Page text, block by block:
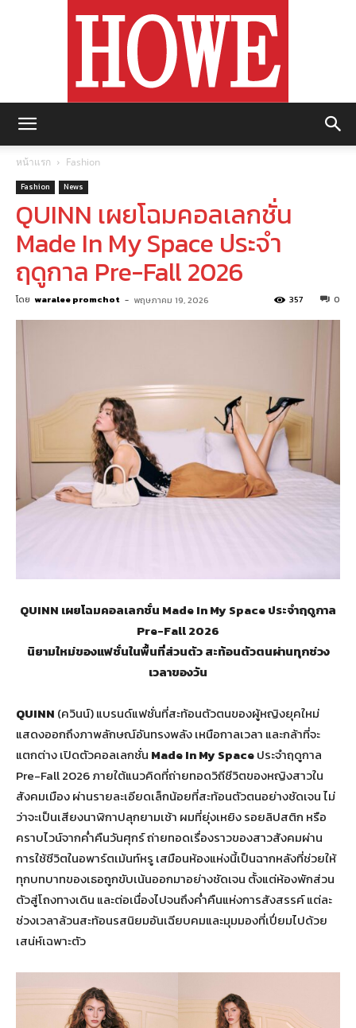
หน้าแรก Fashion
Fashion News
QUINN เผยโฉมคอลเลกชั่น
Made In My Space ประจำ
ฤดูกาล Pre-Fall 2026
โดย waralee promchot - พฤษภาคม 19, 2026 0
357
QUINN เผยโฉมคอลเลกชั่น Made In My Space ประจำฤดูกาล
Pre-Fall 2026
นิยามใหม่ของแฟชั่นในพื้นที่ส่วนตัว สะท้อนตัวตนผ่านทุกช่วง
เวลาของวัน
QUINN (ควินน์) แบรนด์แฟชั่นที่สะท้อนตัวตนของผู้หญิงยุคใหม่
แสดงออกถึงภาพลักษณ์อันทรงพลัง เหนือกาลเวลา และกล้าที่จะ
แตกต่างเปิดตัวคอลเลกชั่น Made In My Spaceประจำฤดูกาล
Pre-Fall 2026 ภายใต้แนวคิดที่ถ่ายทอดวิถีชีวิตของหญิงสาวใน
สังคมเมือง ผ่านรายละเอียดเล็กน้อยที่สะท้อนตัวตนอย่างชัดเจน ไม่
ว่าจะเป็นเสียงนาฬิกาปลุกยามเช้า ผมที่ยุ่งเหยิง รอยลิปสติก หรือ
คราบไวน์จากค่ำคืนวันศุกร์ ถ่ายทอดเรื่องราวของสาวสังคมผ่าน
การใช้ชีวิตในอพาร์ตเม้นท์หรู เสมือนห้องแห่งนี้เป็นฉากหลังที่ช่วยให้
ทุกบทบาทของเธอถูกขับเน้นออกมาอย่างชัดเจน ตั้งแต่ห้องพักส่วน
ตัวสู่โถงทางเดิน และต่อเนื่องไปจนถึงค่ำคืนแห่งการสังสรรค์ แต่ละ
ช่วงเวลาล้วนสะท้อนรสนิยมอันเฉียบคมและมุมมองที่เปี่ยมไปด้วย
เสน่ห์เฉพาะตัว